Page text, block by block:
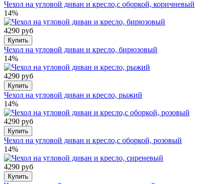
Чехол на угловой диван и кресло,с оборкой, коричневый
14%
4290 руб
Купить
Чехол на угловой диван и кресло, бирюзовый
14%
4290 руб
Купить
Чехол на угловой диван и кресло, рыжий
14%
4290 руб
Купить
Чехол на угловой диван и кресло,с оборкой, розовый
14%
4290 руб
Купить